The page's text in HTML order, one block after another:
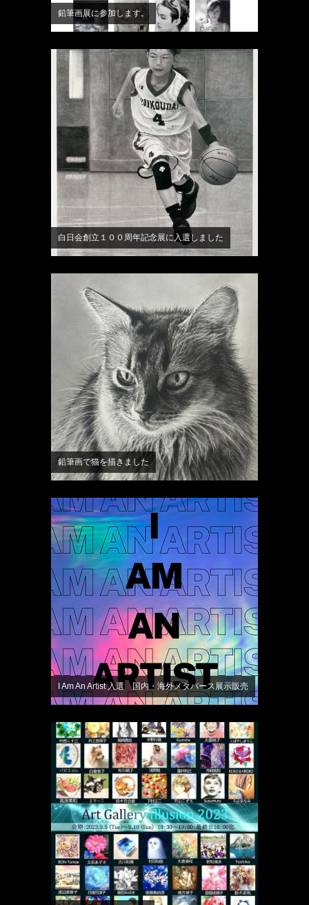
鉛筆画展に参加します。
白日会創立１００周年記念展に入選しました
鉛筆画で猫を描きました
I Am An Artist 入選 国内・海外メタバース展示販売